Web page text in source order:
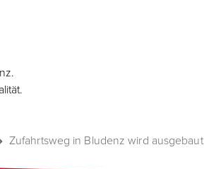
Zufahrtsweg in Bludenz wird ausgebaut